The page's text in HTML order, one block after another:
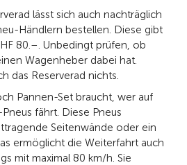
lässt sich auch nachträglich
Händlern bestellen. Diese gibt
80.–. Unbedingt prüfen, ob
Wagenheber dabei hat.
das Reserverad nichts.
Pannen-Set braucht, wer auf
fährt. Diese Pneus
Seitenwände oder ein
ermöglicht die Weiterfahrt auch
mit maximal 80 km/h. Sie